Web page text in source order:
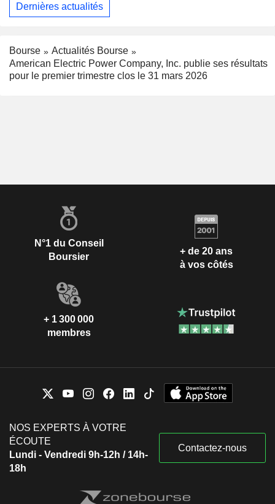
Dernières actualités
Bourse
Actualités Bourse
American Electric Power Company, Inc. publie ses résultats
pour le premier trimestre clos le 31 mars 2026
N°1 du Conseil
Boursier
+ de 20 ans
à vos côtés
+ 1 300 000
membres
NOS EXPERTS À VOTRE
ÉCOUTE
Lundi - Vendredi 9h-12h / 14h-
18h
Contactez-nous